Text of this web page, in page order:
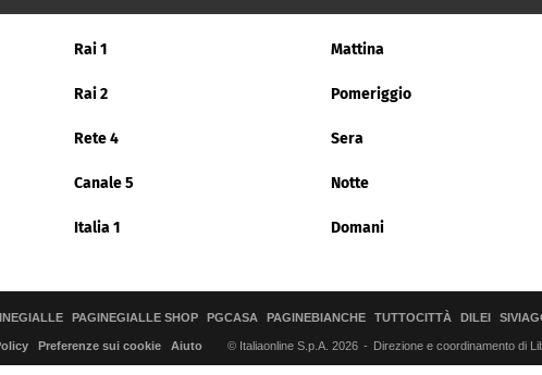
Rai 1 Mattina
Rai 2 Pomeriggio
Rete 4 Sera
Canale 5 Notte
Italia 1 Domani
PAGINEGIALLE SHOP PGCASA PAGINEBIANCHE TUTTOCITTÀ DILEI
Preferenze sui cookie Aiuto © Italiaonline S.p.A. 2026 Direzione e coordinamento di